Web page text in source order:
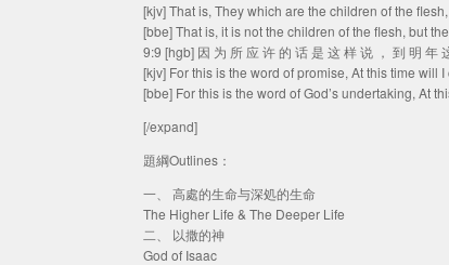
[kjv] That is, They which are the children of the
[bbe] That is, it is not the children of the flesh, but
9:9 [hgb] 因 为 所 应 许 的 话 是 这 样 说 ， 到 明 年
[kjv] For this is the word of promise, At this time will
[bbe] For this is the word of God’s undertaking, At
[/expand]
題綱Outlines：
一、 高處的生命与深処的生命
The Higher Life & The Deeper Life
二、 以撒的神
God of Isaac